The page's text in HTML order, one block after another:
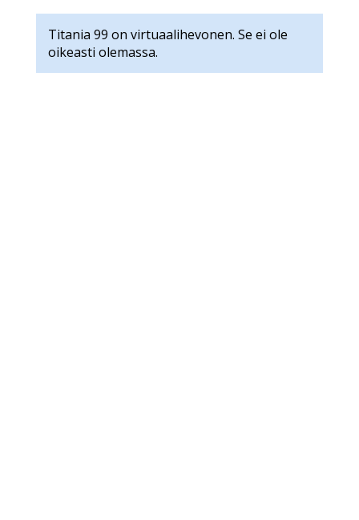
Titania 99 on virtuaalihevonen. Se ei ole
oikeasti olemassa.